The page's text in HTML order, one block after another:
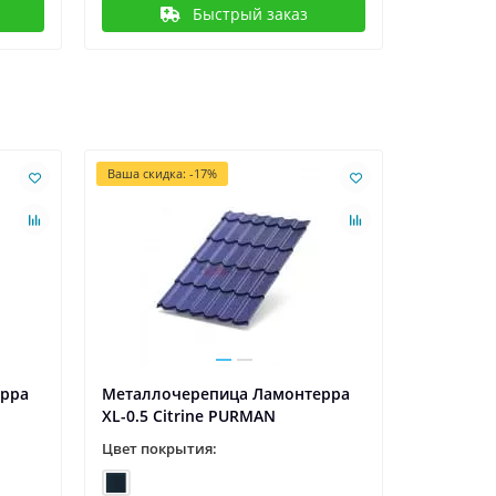
Быстрый заказ
Ваша скидка: -17%
Металлочерепица Ламонтерра
XL-0.5 Citrine PURMAN
Цвет покрытия: